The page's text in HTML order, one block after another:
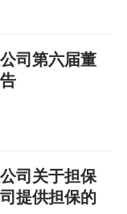
司第六届董
司关于担保
提供担保的